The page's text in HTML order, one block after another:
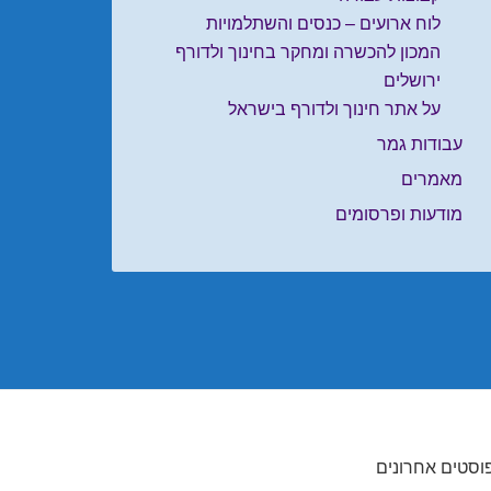
לוח ארועים – כנסים והשתלמויות
המכון להכשרה ומחקר בחינוך ולדורף
ירושלים
על אתר חינוך ולדורף בישראל
עבודות גמר
מאמרים
מודעות ופרסומים
אחרונים